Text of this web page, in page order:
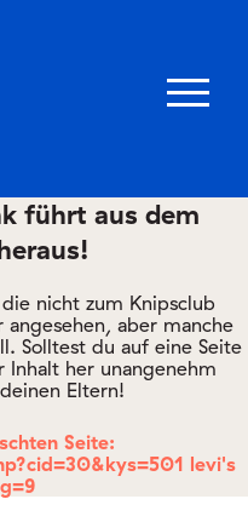
Menü
führt aus dem
nicht zum Knipsclub
aber manche
Solltest du auf eine Seite
her unangenehm
Eltern!
Seite:
levi's